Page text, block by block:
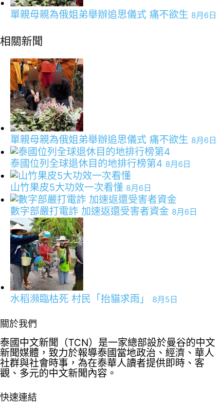
單親母親為俄姐弟舉辦追思儀式 痛不欲生 8月6日
相關新聞
單親母親為俄姐弟舉辦追思儀式 痛不欲生 8月6日
泰國位列全球退休目的地排行榜第4 8月6日
山竹果皮5大功效一次看懂 8月6日
數字部嚴打電詐 加速返還受害者資金 8月6日
水稻瀕臨枯死 村民「抬貓求雨」 8月5日
關於我們
泰國中文新聞（TCN）是一家總部設於曼谷的中文
新聞媒體，致力於報導泰國當地政治、經濟、華人
社群與社會時事，為在泰華人讀者提供即時、客
觀、多元的中文新聞內容。
快速連結